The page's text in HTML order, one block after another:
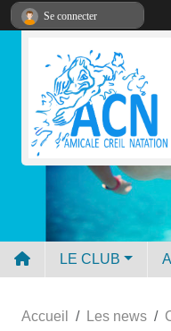
LE CLUB
Accueil Les news
Se connecter
Panneau de gestion des